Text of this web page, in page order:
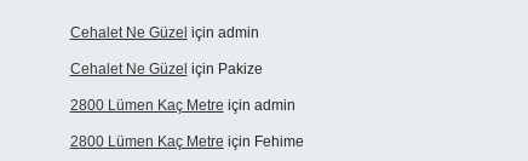
Cehalet Ne Güzel için admin
Cehalet Ne Güzel için Pakize
2800 Lümen Kaç Metre için admin
2800 Lümen Kaç Metre için Fehime